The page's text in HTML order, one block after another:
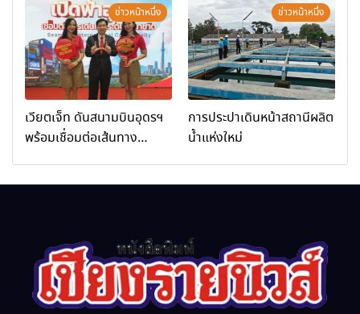
การท่องเที่ยวและกีฬาจังหวัด
เชียงราย จัดกิจกรรมอบรม
“การพัฒนาศักยภาพผู้
ประกอบการและเครือข่าย
ธุรกิจ Wellness สู่การ
เติบโตอย่างยั่งยืน (Chiang
Rai Wellness Business
มหากรุณาธิคุณ
ข่าวหน้าหนึ่ง
เวียตเจ็ท ดันสนามบินอุดรฯ
พร้อมเชื่อมต่อเส้นทาง
ข่าวหน้าหนึ่ง
การประปาเดินหน้าสถานีผลิต
น้ำแห่งใหม่